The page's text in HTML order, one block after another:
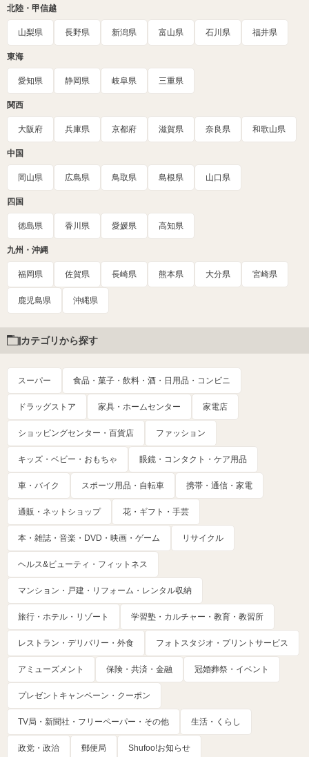
北陸・甲信越
山梨県 長野県 新潟県 富山県 石川県 福井県
東海
愛知県 静岡県 岐阜県 三重県
関西
大阪府 兵庫県 京都府 滋賀県 奈良県 和歌山県
中国
岡山県 広島県 鳥取県 島根県 山口県
四国
徳島県 香川県 愛媛県 高知県
九州・沖縄
福岡県 佐賀県 長崎県 熊本県 大分県 宮崎県
鹿児島県 沖縄県
カテゴリから探す
スーパー 食品・菓子・飲料・酒・日用品・コンビニ
ドラッグストア 家具・ホームセンター 家電店
ショッピングセンター・百貨店 ファッション
キッズ・ベビー・おもちゃ 眼鏡・コンタクト・ケア用品
車・バイク スポーツ用品・自転車 携帯・通信・家電
通販・ネットショップ 花・ギフト・手芸
本・雑誌・音楽・DVD・映画・ゲーム リサイクル
ヘルス&ビューティ・フィットネス
マンション・戸建・リフォーム・レンタル収納
旅行・ホテル・リゾート 学習塾・カルチャー・教育・教習所
レストラン・デリバリー・外食 フォトスタジオ・プリントサービス
アミューズメント 保険・共済・金融 冠婚葬祭・イベント
プレゼントキャンペーン・クーポン
TV局・新聞社・フリーペーパー・その他 生活・くらし
政党・政治 郵便局 Shufoo!お知らせ